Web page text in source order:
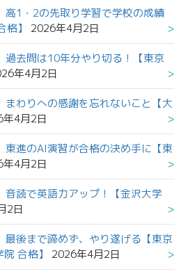
高1・2の先取り学習で学校の成績
】
2026年4月2日
過去問は10年分やり切る！【東京
年4月2日
まわりへの感謝を忘れないこと【大
4月2日
東進のAI演習が合格の決め手に【東
4月2日
音読で英語力アップ！【金沢大学
2日
最後まで諦めず、やり遂げる【東京
合格】
2026年4月2日